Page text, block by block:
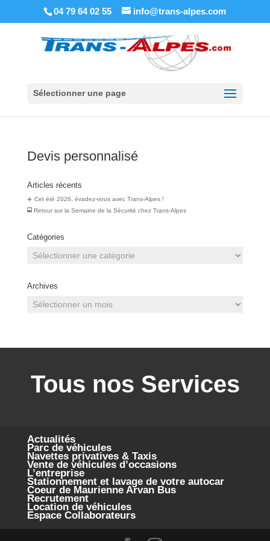
04 79 64 02 55 info@trans-alpes.com
Sélectionner une page
Devis personnalisé
Articles récents
☀️ Cet été 2026, évadez-vous avec Trans-Alpes !
🚍 Retour sur la Semaine de la Sécurité chez Trans‑Alpes
Catégories
Archives
Tous nos Services
Actualités
Parc de véhicules
Navettes privatives & Taxis
Vente de véhicules d’occasions
L’entreprise
Stationnement et lavage de votre autocar
Coeur de Maurienne Arvan Bus
Recrutement
Location de véhicules
Espace Collaborateurs